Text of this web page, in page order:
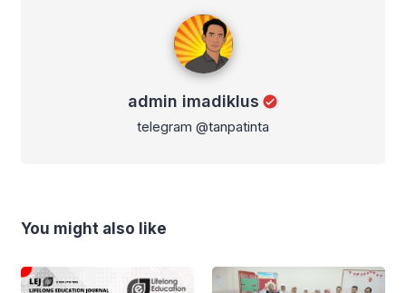
admin imadiklus
telegram @tanpatinta
You might also like